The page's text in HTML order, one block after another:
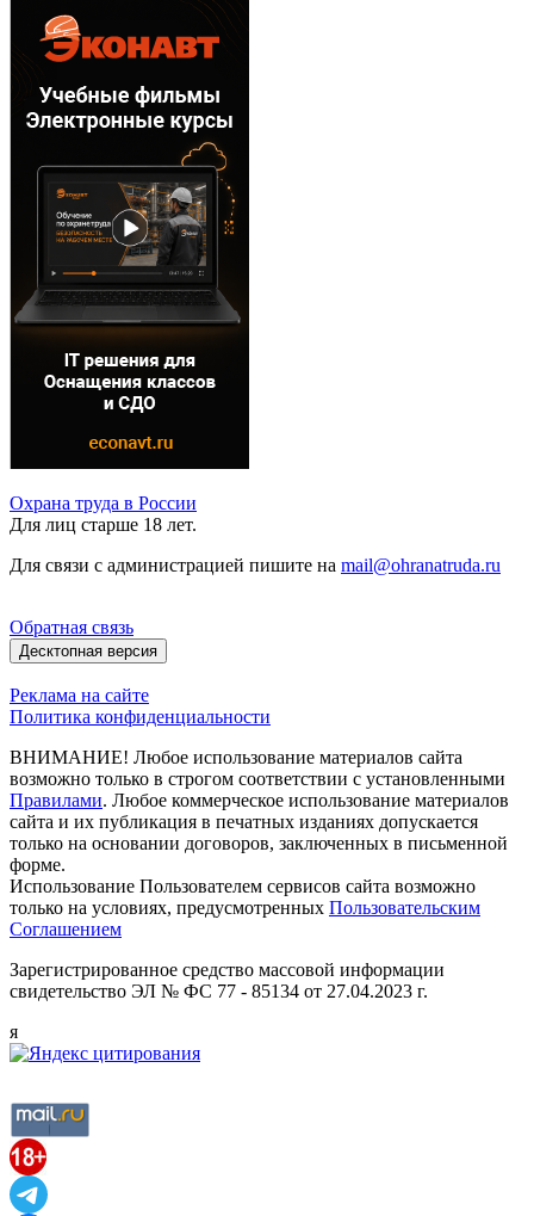
Охрана труда в России
Для лиц старше 18 лет.
Для связи с администрацией пишите на mail@ohranatruda.ru
Обратная связь
Десктопная версия
Реклама на сайте
Политика конфиденциальности
ВНИМАНИЕ! Любое использование материалов сайта
возможно только в строгом соответствии с установленными
Правилами. Любое коммерческое использование материалов
сайта и их публикация в печатных изданиях допускается
только на основании договоров, заключенных в письменной
форме.
Использование Пользователем сервисов сайта возможно
только на условиях, предусмотренных Пользовательским
Соглашением
Зарегистрированное средство массовой информации
свидетельство ЭЛ № ФС 77 - 85134 от 27.04.2023 г.
я